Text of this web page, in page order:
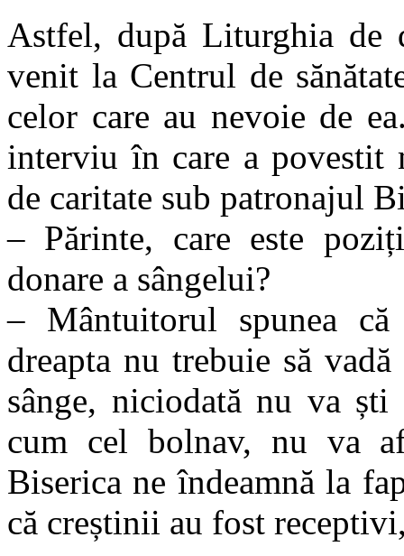
Astfel, după Liturghia de
venit la Centrul de
celor care au nevoie de
interviu în care a povestit
de caritate sub patronajul
– Părinte, care este
donare a sângelui?
– Mântuitorul spunea
dreapta nu trebuie să
sânge, niciodată nu va
cum cel bolnav, nu va
Biserica ne îndeamnă la
că creștinii au fost